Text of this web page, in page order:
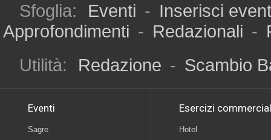
Sfoglia: Eventi - Inserisci
Approfondimenti - Redazionali -
Utilità:
Redazione - Scambio
Eventi
Sagre
Esercizi
Hotel